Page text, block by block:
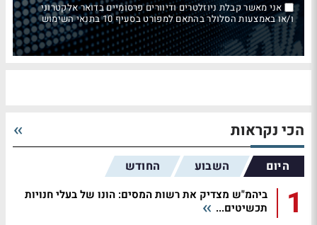
אני מאשר קבלת ניוזלטרים ודיוורים פרסומיים בדואר אלקטרוני
ו/או באמצעות הסלולר בהתאם למפורט בסעיף 10 בתנאי השימוש
הכי נקראות
היום השבוע החודש
1
ביהמ"ש מצדיק את רשות המסים: הונו של בעלי חנויות
תכשיטים...